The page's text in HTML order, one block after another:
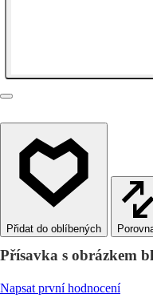
Přísavka s obrázkem
Napsat první hodnocení